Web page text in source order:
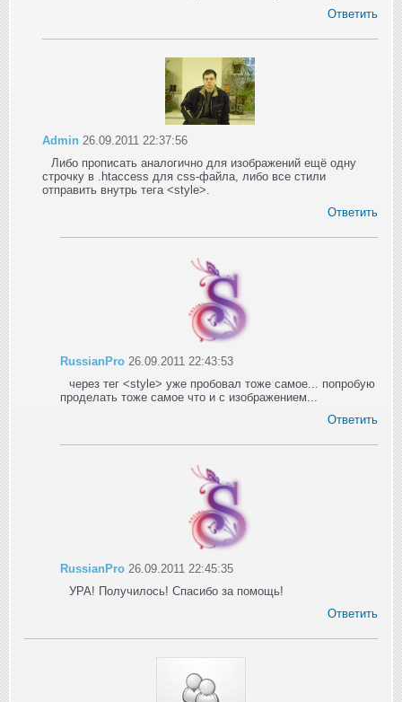
Ответить
Admin 26.09.2011 22:37:56
Либо прописать аналогично для изображений ещё одну
строчку в .htaccess для css-файла, либо все стили
отправить внутрь тега <style>.
Ответить
RussianPro 26.09.2011 22:43:53
через тег <style> уже пробовал тоже самое... попробую
проделать тоже самое что и с изображением...
Ответить
RussianPro 26.09.2011 22:45:35
УРА! Получилось! Спасибо за помощь!
Ответить